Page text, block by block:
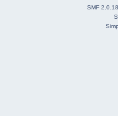
SMF 2.0.18